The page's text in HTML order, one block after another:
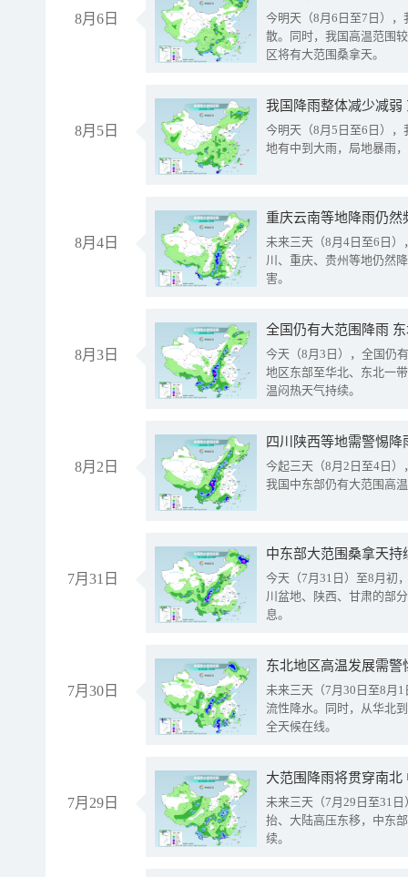
8月6日
今明天（8月6日至7日）
散。同时，我国高温范围
区将有大范围桑拿天。
8月5日
我国降雨整体减少减弱
今明天（8月5日至6日）
地有中到大雨，局地暴雨
8月4日
重庆云南等地降雨仍然
未来三天（8月4日至6日
川、重庆、贵州等地仍然
害。
8月3日
全国仍有大范围降雨
今天（8月3日），全国仍
地区东部至华北、东北一
温闷热天气持续。
8月2日
今起三天（8月2日至4日
我国中东部仍有大范围高
7月31日
中东部大范围桑拿天
今天（7月31日）至8月初
川盆地、陕西、甘肃的部
息。
7月30日
东北地区高温发展需
未来三天（7月30日至8月
流性降水。同时，从华北
全天候在线。
7月29日
大范围降雨将贯穿南
未来三天（7月29日至31
抬、大陆高压东移，中东
续。